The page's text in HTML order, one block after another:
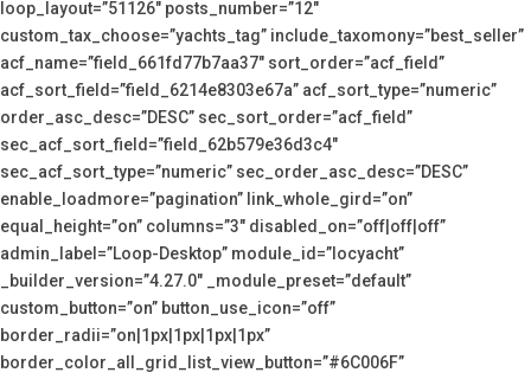
loop_layout=”51126″ posts_number=”12″
custom_tax_choose=”yachts_tag” include_taxomony=”best_seller”
acf_name=”field_661fd77b7aa37″ sort_order=”acf_field”
acf_sort_field=”field_6214e8303e67a” acf_sort_type=”numeric”
order_asc_desc=”DESC” sec_sort_order=”acf_field”
sec_acf_sort_field=”field_62b579e36d3c4″
sec_acf_sort_type=”numeric” sec_order_asc_desc=”DESC”
enable_loadmore=”pagination” link_whole_gird=”on”
equal_height=”on” columns=”3″ disabled_on=”off|off|off”
admin_label=”Loop-Desktop” module_id=”locyacht”
_builder_version=”4.27.0″ _module_preset=”default”
custom_button=”on” button_use_icon=”off”
border_radii=”on|1px|1px|1px|1px”
border_color_all_grid_list_view_button=”#6C006F”